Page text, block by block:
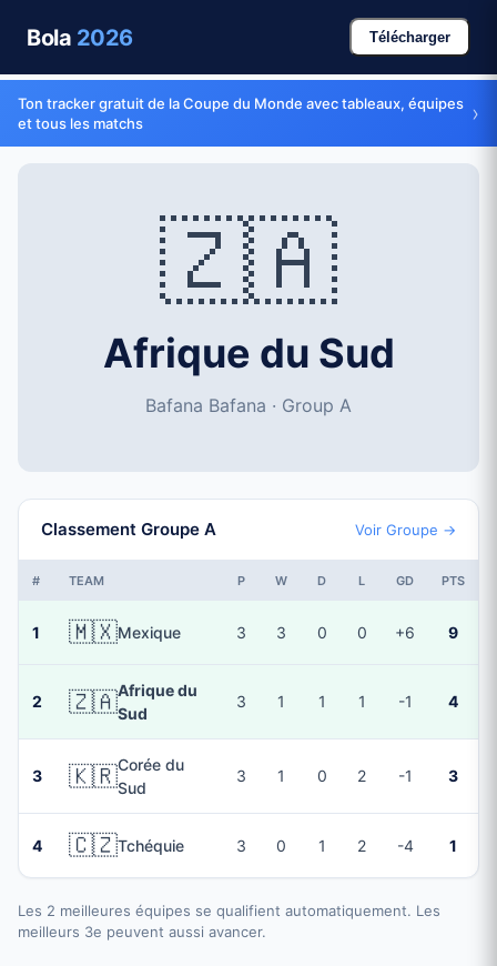
Bola 2026 Télécharger
Ton tracker gratuit de la Coupe du Monde avec tableaux, équipes
et tous les matchs
›
🇿🇦
Afrique du Sud
Bafana Bafana · Group A
Classement Groupe A Voir Groupe →
# TEAM P W D L GD PTS
1 🇲🇽Mexique 3 3 0 0 +6 9
2 🇿🇦Afrique du
Sud
3 1 1 1 -1 4
3 🇰🇷Corée du
Sud
3 1 0 2 -1 3
4 🇨🇿Tchéquie 3 0 1 2 -4 1
Les 2 meilleures équipes se qualifient automatiquement. Les
meilleurs 3e peuvent aussi avancer.